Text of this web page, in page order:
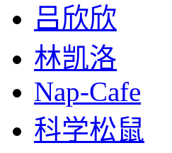
吕欣欣
林凯洛
Nap-Cafe
科学松鼠